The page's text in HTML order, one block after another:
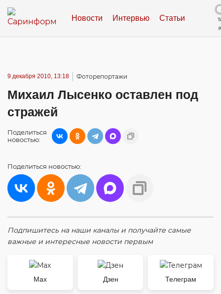
Новости Интервью Статьи
9 декабря 2010, 13:18 Фоторепортажи
Михаил Лысенко оставлен под
стражей
Поделиться
новостью:
Поделиться новостью:
Подпишитесь на наши каналы и получайте самые
важные и интересные новости первым
Max Дзен Телеграм